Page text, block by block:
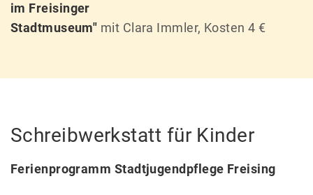
im Freisinger
Stadtmuseum" mit Clara Immler, Kosten 4 €
Schreibwerkstatt für Kinder
Ferienprogramm Stadtjugendpflege Freising